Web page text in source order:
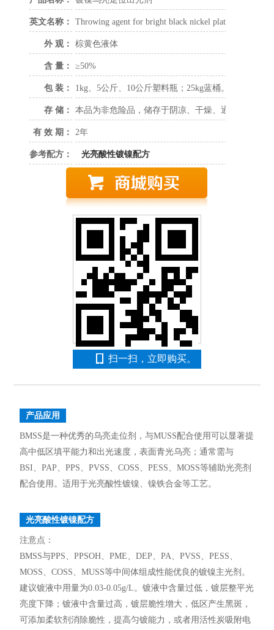
镀锡添加剂
精细化学品
联系方式
英文名称： Throwing agent for bright black nickel plating
外 观： 棕黄色液体
含 量： ≥50%
包 装： 1kg、5公斤、10公斤塑料瓶；25kg蓝桶。
存 储： 本品为非危险品，储存于阴凉、干燥、通风的区域。
有 效 期： 2年
参考配方： 光亮酸性镀镍配方
扫一扫，立即购买。
产品应用
BMSS是一种优秀的乌亮走位剂，与MUSS配合使用可以显著提
高中低区填平能力和出光速度，表面青光乌亮；通常需与
BSI、PAP、PPS、PVSS、COSS、PESS、MOSS等辅助光亮剂
配合使用。适用于光亮酸性镀镍、镍铁合金等工艺。
光亮酸性镀镍配方
注意点：
BMSS与PPS、PPSOH、PME、DEP、PA、PVSS、PESS、
MOSS、COSS、MUSS等中间体组成性能优良的镀镍主光剂。
建议镀液中用量为0.03-0.05g/L。镀液中含量过低，镀层整平光
亮度下降；镀液中含量过高，镀层脆性增大，低区产生黑斑，
可添加柔软剂消除脆性，提高匀镀能力，或者用活性炭吸附电